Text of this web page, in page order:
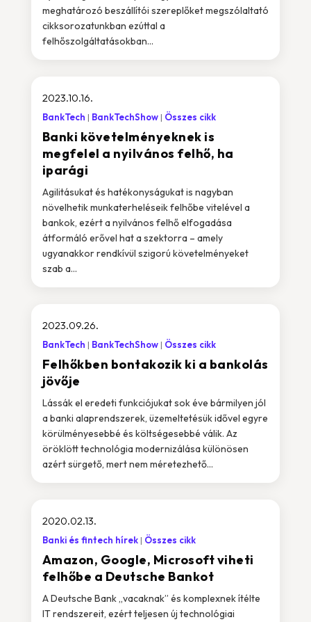
meghatározó beszállítói szereplőket megszólaltató
cikksorozatunkban ezúttal a
felhőszolgáltatásokban...
Banki követelményeknek is
megfelel a nyilvános felhő, ha
iparági
2023.10.16.
BankTech BankTechShow Összes cikk
Agilitásukat és hatékonyságukat is nagyban
növelhetik munkaterheléseik felhőbe vitelével a
bankok, ezért a nyilvános felhő elfogadása
átformáló erővel hat a szektorra – amely
ugyanakkor rendkívül szigorú követelményeket
szab a...
Felhőkben bontakozik ki a bankolás
jövője
2023.09.26.
BankTech BankTechShow Összes cikk
Lássák el eredeti funkciójukat sok éve bármilyen jól
a banki alaprendszerek, üzemeltetésük idővel egyre
körülményesebbé és költségesebbé válik. Az
öröklött technológia modernizálása különösen
azért sürgető, mert nem méretezhető...
Amazon, Google, Microsoft viheti
felhőbe a Deutsche Bankot
2020.02.13.
Banki és fintech hírek Összes cikk
A Deutsche Bank „vacaknak” és komplexnek ítélte
IT rendszereit, ezért teljesen új technológiai